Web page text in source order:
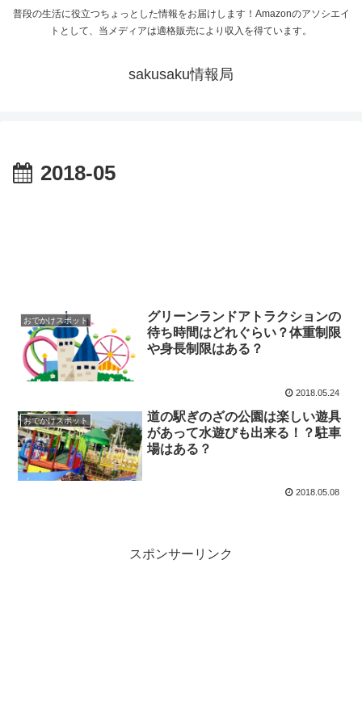
普段の生活に役立つちょっとした情報をお届けします！Amazonのアソシエイ
トとして、当メディアは適格販売により収入を得ています。
sakusaku情報局
2018-05
おでかけスポット
グリーンランドアトラクションの
待ち時間はどれぐらい？体重制限
や身長制限はある？
2018.05.24
おでかけスポット
道の駅ぎのざの公園は楽しい遊具
があって水遊びも出来る！？駐車
場はある？
2018.05.08
スポンサーリンク